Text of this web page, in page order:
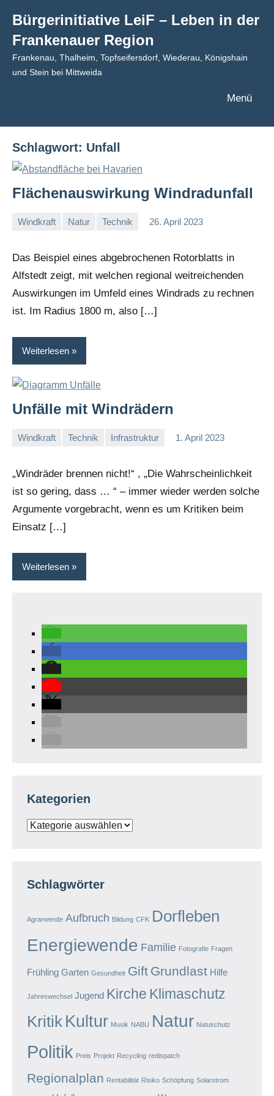
Inhalt
springen
Bürgerinitiative LeiF – Leben in der
Frankenauer Region
Frankenau, Thalheim, Topfseifersdorf, Wiederau, Königshain
und Stein bei Mittweida
Menü
Schlagwort: Unfall
Flächenauswirkung Windradunfall
Windkraft Natur Technik 26. April 2023
Das Beispiel eines abgebrochenen Rotorblatts in
Alfstedt zeigt, mit welchen regional weitreichenden
Auswirkungen im Umfeld eines Windrads zu rechnen
ist. Im Radius 1800 m, also […]
Weiterlesen
Unfälle mit Windrädern
Windkraft Technik Infrastruktur 1. April 2023
„Windräder brennen nicht!“ , „Die Wahrscheinlichkeit
ist so gering, dass … “ – immer wieder werden solche
Argumente vorgebracht, wenn es um Kritiken beim
Einsatz […]
Weiterlesen
Kategorien
Kategorien
Schlagwörter
Agrarwende Aufbruch Bildung CFK Dorfleben
Energiewende Familie Fotografie Fragen
Frühling Garten Gesundheit Gift Grundlast Hilfe
Jahreswechsel Jugend Kirche Klimaschutz
Kritik Kultur Musik NABU Natur Natuschutz
Politik Preis Projekt Recycling redispatch
Regionalplan Rentabilität Risiko Schöpfung Solarstrom